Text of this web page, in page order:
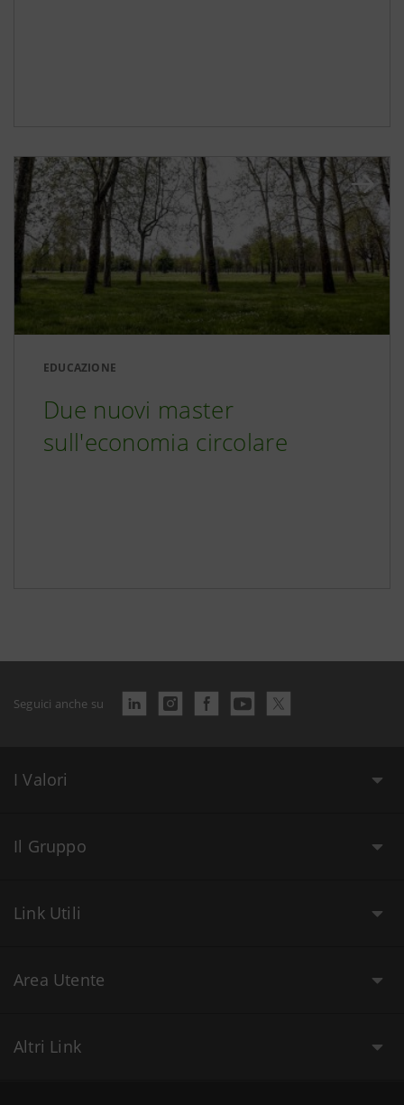
EDUCAZIONE
Due nuovi master
sull'economia circolare
Seguici anche su
I Valori
Il Gruppo
Link Utili
Area Utente
Altri Link